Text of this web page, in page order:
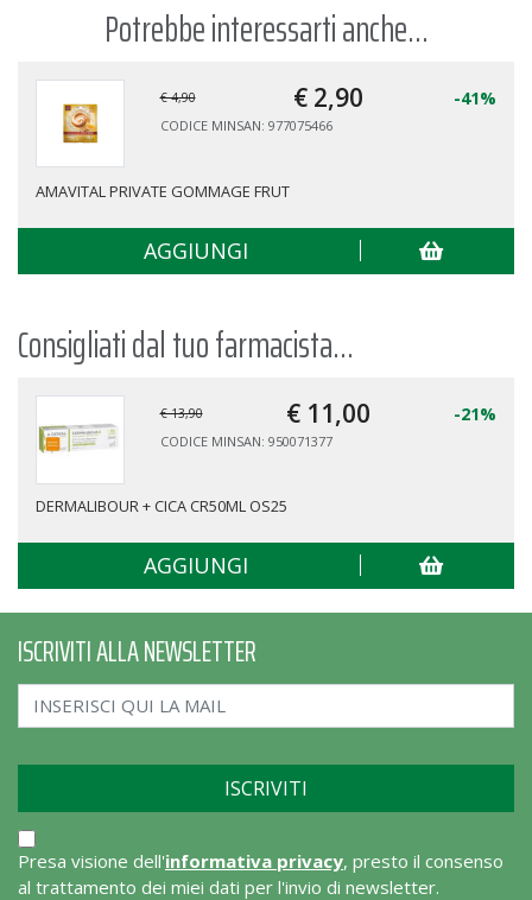
Potrebbe interessarti anche...
€ 4,90 € 2,90 -41%
CODICE MINSAN: 977075466
AMAVITAL PRIVATE GOMMAGE FRUT
AGGIUNGI
Consigliati dal tuo farmacista...
€ 13,90 € 11,00 -21%
CODICE MINSAN: 950071377
DERMALIBOUR + CICA CR50ML OS25
AGGIUNGI
ISCRIVITI ALLA NEWSLETTER
Presa visione dell'informativa privacy, presto il consenso
al trattamento dei miei dati per l'invio di newsletter.